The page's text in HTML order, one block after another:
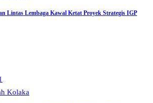
Lintas Lembaga Kawal Ketat Proyek Strategis IGP
Kolaka